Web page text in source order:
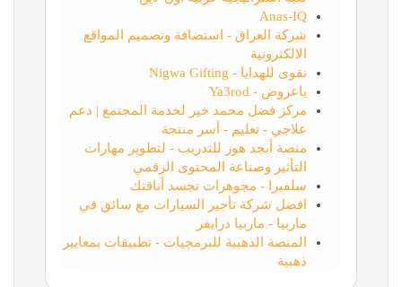
Anas-IQ
شركة العراق - استضافة وتصميم المواقع
الالكترونية
نقوى للهدايا - Nigwa Gifting
ياعروض - Ya3rod
مركز فضل محمد خير لخدمة المجتمع | دعم
علاجي - تعليم - أسر منتجة
منصة أبجد هوز للتدريب - لتطوير مهارات
التأثير وصناعة المحتوى الرقمي
سلفيرا - مجوهرات تجسد أناقتك
افضل شركة تأجير السيارات مع سائق في
ماربيا - ماربيا درايفر
المنصة الذهبية للبرمجيات - تطبيقات بمعايير
ذهبية